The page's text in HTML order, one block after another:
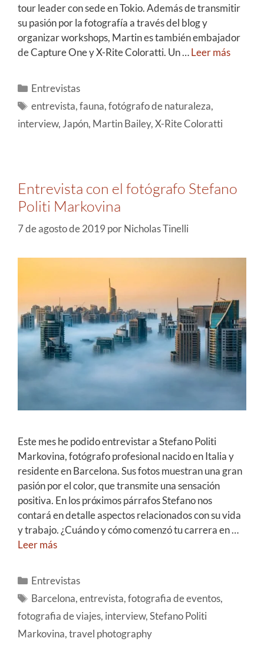
tour leader con sede en Tokio. Además de transmitir
su pasión por la fotografía a través del blog y
organizar workshops, Martin es también embajador
de Capture One y X-Rite Coloratti. Un …Leer más
Entrevistas
entrevista,fauna,fotógrafo de naturaleza,
interview, Japón, Martin Bailey,X-Rite Coloratti
Entrevista con el fotógrafo Stefano
Politi Markovina
7 de agosto de 2019 porNicholas Tinelli
Este mes he podido entrevistar a Stefano Politi
Markovina, fotógrafo profesional nacido en Italia y
residente en Barcelona. Sus fotos muestran una gran
pasión por el color, que transmite una sensación
positiva. En los próximos párrafos Stefano nos
contará en detalle aspectos relacionados con su vida
y trabajo. ¿Cuándo y cómo comenzó tu carrera en …
Leer más
Entrevistas
Barcelona,entrevista,fotografia de eventos,
fotografia de viajes, interview,Stefano Politi
Markovina,travel photography